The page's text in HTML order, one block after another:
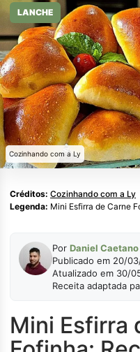
LANCHE
Cozinhando com a Ly
Créditos: Cozinhando com a Ly
Legenda: Mini Esfirra de Carne
Por Daniel Caetano
Publicado em 20/
Atualizado em 30/
Receita adaptada
Mini Esfirra